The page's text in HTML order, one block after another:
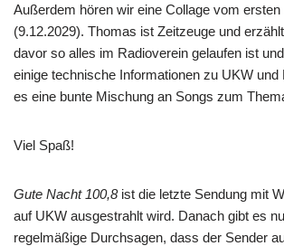
Außerdem hören wir eine Collage vom
(9.12.2029). Thomas ist Zeitzeuge und
davor so alles im Radioverein gelaufen ist
einige technische Informationen zu UKW
es eine bunte Mischung an Songs zum
Viel Spaß!
Gute Nacht 100,8ist die letzte Sendung mit
auf UKW ausgestrahlt wird. Danach gibt es
regelmäßige Durchsagen, dass der Sender